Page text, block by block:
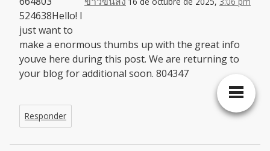
524638Hello! I
just want to
make a enormous thumbs up with the great info
youve here during this post. We are returning to
your blog for additional soon. 804347
Responder